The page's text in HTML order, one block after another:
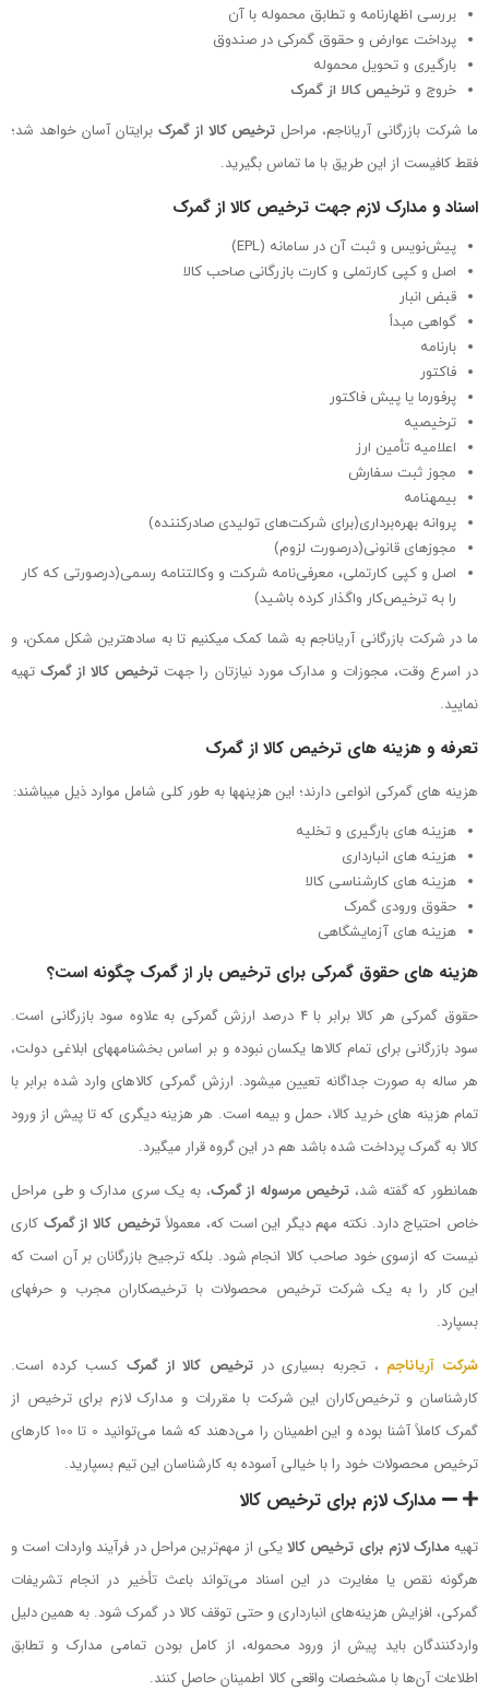
بررسی اظهارنامه و تطابق محموله با آن
پرداخت عوارض و حقوق گمرکی در صندوق
بارگیری و تحویل محموله
خروج و ترخیص کالا از گمرک
ما شرکت بازرگانی آریاناجم، مراحل ترخیص کالا از گمرک برایتان آسان خواهد شد؛
فقط کافیست از این طریق با ما تماس بگیرید.
اسناد و مدارک لازم جهت ترخیص کالا از گمرک
پیش‌نویس و ثبت آن در سامانه (EPL)
اصل و کپی کارت­ملی و کارت بازرگانی صاحب کالا
قبض انبار
گواهی مبدأ
بارنامه
فاکتور
پرفورما یا پیش فاکتور
ترخیصیه
اعلامیه تأمین ارز
مجوز ثبت سفارش
بیمه­نامه
پروانه بهره‌برداری(برای شرکت‌های تولیدی صادرکننده)
مجوزهای قانونی(درصورت لزوم)
اصل و کپی کارت­ملی، معرفی‌نامه شرکت و وکالتنامه رسمی(درصورتی که کار
را به ترخیص‌کار واگذار کرده باشید)
ما در شرکت بازرگانی آریاناجم به شما کمک می­کنیم تا به ساده­ترین شکل ممکن، و
در اسرع وقت، مجوزات و مدارک مورد نیازتان را جهت ترخیص کالا از گمرکتهیه
نمایید.
تعرفه و هزینه­ های ترخیص کالا از گمرک
هزینه ­های گمرکی انواعی دارند؛ این هزینه­ها به طور کلی شامل موارد ذیل می­باشند:
هزینه­ های بارگیری و تخلیه
هزینه ­های انبارداری
هزینه­ های کارشناسی کالا
حقوق ورودی گمرک
هزینه­ های آزمایشگاهی
هزینه ­های حقوق گمرکی برای ترخیص بار از گمرک چگونه است؟
حقوق گمرکی هر کالا برابر با 4 درصد ارزش گمرکی به علاوه سود بازرگانی است.
سود بازرگانی برای تمام کالاها یکسان نبوده و بر اساس بخشنامه­های ابلاغی دولت،
هر ساله به صورت جداگانه تعیین می­شود. ارزش گمرکی کالاهای وارد شده برابر با
تمام هزینه ­های خرید کالا، حمل و بیمه است. هر هزینه دیگری که تا پیش از ورود
کالا به گمرک پرداخت شده باشد هم در این گروه قرار می­گیرد.
همانطور که گفته شد، ترخیص مرسوله از گمرک، به یک سری مدارک و طی مراحل
خاص احتیاج دارد. نکته مهم دیگر این است که، معمولاًترخیص کالا از گمرک کاری
نیست که ازسوی خود صاحب کالا انجام شود. بلکه ترجیح بازرگانان بر آن است که
این کار را به یک شرکت ترخیص محصولات با ترخیص­کاران مجرب و حرفه­ای
بسپارد.
شرکت آریاناجم ، تجربه بسیاری در ترخیص کالا از گمرک کسب کرده است.
کارشناسان و ترخیص‌کاران این شرکت با مقررات و مدارک لازم برای ترخیص از
گمرک کاملاً آشنا بوده و این اطمینان را می‌دهند که شما می‌توانید 0 تا 100 کار‌های
ترخیص محصولات خود را با خیالی آسوده به کارشناسان این تیم بسپارید.
مدارک لازم برای ترخیص کالا
تهیهمدارک لازم برای ترخیص کالایکی از مهم‌ترین مراحل در فرآیند واردات است و
هرگونه نقص یا مغایرت در این اسناد می‌تواند باعث تأخیر در انجام تشریفات
گمرکی، افزایش هزینه‌های انبارداری و حتی توقف کالا در گمرک شود. به همین دلیل
واردکنندگان باید پیش از ورود محموله، از کامل بودن تمامی مدارک و تطابق
اطلاعات آن‌ها با مشخصات واقعی کالا اطمینان حاصل کنند.